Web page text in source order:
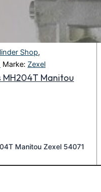
Shop,
Marke: Zexel
MH204T Manitou
Manitou Zexel 54071